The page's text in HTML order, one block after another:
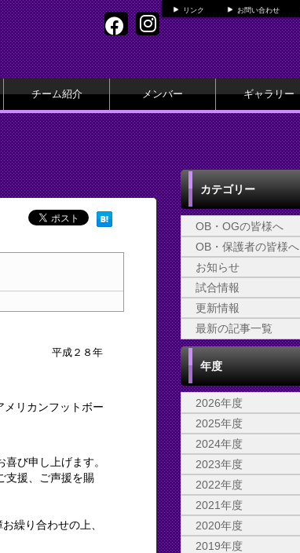
リンク お問い合わせ
チーム紹介 メンバー ギャラリー
平成２８年
トボー
び申し上げます。
支援、ご声援を賜
繰り合わせの上、
カテゴリー
OB・OGの皆様へ
OB・保護者の皆様へ
お知らせ
試合情報
更新情報
最新の記事一覧
年度
2026年度
2025年度
2024年度
2023年度
2022年度
2021年度
2020年度
2019年度